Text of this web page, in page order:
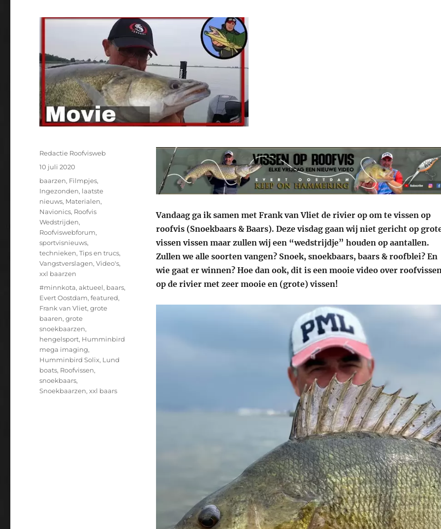
Vandaag ga ik samen met Frank van Vliet de rivier op om te vissen op
roofvis (Snoekbaars & Baars). Deze visdag gaan wij niet gericht op
vissen vissen maar zullen wij een “wedstrijdje” houden op aantallen.
Zullen we alle soorten vangen? Snoek, snoekbaars, baars & roofblei? En
wie gaat er winnen? Hoe dan ook, dit is een mooie video over
op de rivier met zeer mooie en (grote) vissen!
Auteur
Redactie Roofvisweb
Geplaatst
op
10 juli 2020
Categorieën
baarzen, Filmpjes,
Ingezonden, laatste
nieuws, Materialen,
Navionics, Roofvis
Wedstrijden,
Roofviswebforum,
sportvisnieuws,
technieken,Tips en trucs,
Vangstverslagen,Video's,
xxl baarzen
Tags
#minnkota,aktueel, baars,
Evert Oostdam,featured,
Frank van Vliet,grote
baaren,grote
snoekbaarzen,
hengelsport, Humminbird
mega imaging,
Humminbird Solix, Lund
boats, Roofvissen,
snoekbaars,
Snoekbaarzen,xxl baars